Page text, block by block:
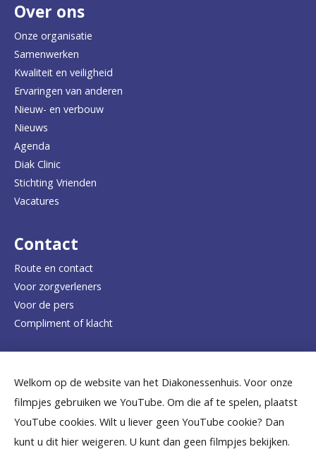
Welkom op de website van het Diakonessenhuis. Voor onze
filmpjes gebruiken we YouTube. Om die af te spelen, plaatst
YouTube cookies. Wilt u liever geen YouTube cookie? Dan
kunt u dit hier weigeren. U kunt dan geen filmpjes bekijken.
t
e
r
u
g
n
a
a
d
e
h
o
p
a
g
Over ons
Onze organisatie
Samenwerken
Kwaliteit en veiligheid
Ervaringen van anderen
Nieuw- en verbouw
Nieuws
Agenda
Diak Clinic
Stichting Vrienden
Vacatures
Contact
Route en contact
Voor zorgverleners
Voor de pers
Compliment of klacht
Dicht bij jou
B
e
B
e
B
e
B
e
B
e